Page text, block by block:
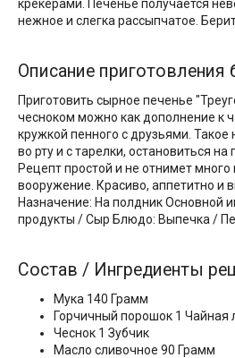
крекерами. Печенье получается
нежное и слегка рассыпчатое.
Описание приготовления
Приготовить сырное печенье
чесноком можно как дополнение к
кружкой пенного с друзьями. Такое
во рту и с тарелки, остановиться
Рецепт простой и не отнимет много
вооружение. Красиво, аппетитно и
Назначение: На полдник Основной
продукты / Сыр Блюдо: Выпечка /
Состав / Ингредиенты
Мука 140 Грамм
Горчичный порошок 1 Чайная
Чеснок 1 Зубчик
Масло сливочнoe 90 Грамм